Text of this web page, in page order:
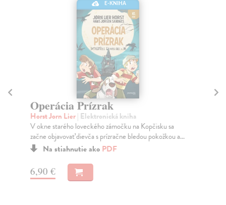
E-KNIHA
Operácia Prízrak
Horst Jorn Lier| Elektronická kniha
V okne starého loveckého zámočku na Kopčisku sa
začne objavovať dievča s prízračne bledou pokožkou a...
Na stiahnutie ako PDF
6,90 €